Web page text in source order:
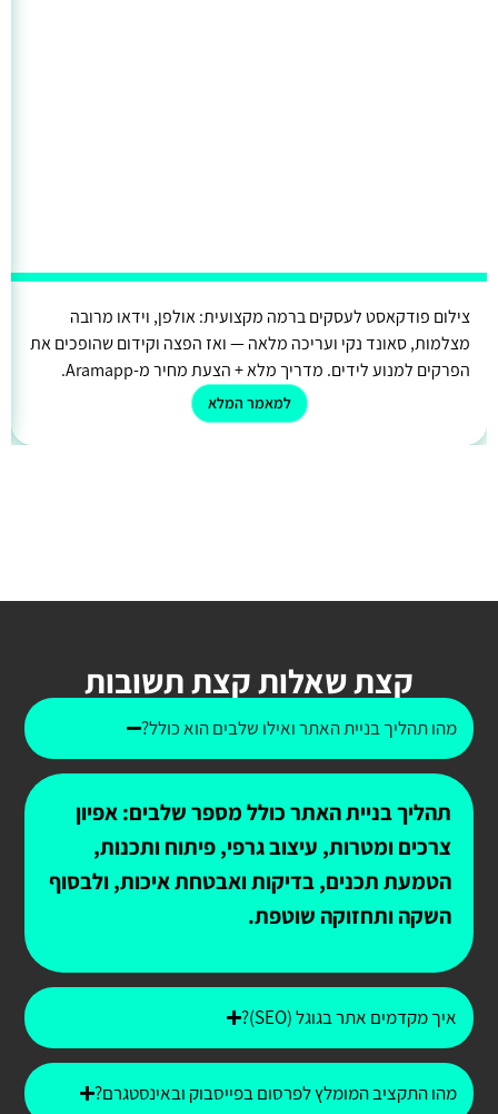
צילום פודקאסט לעסקים ברמה מקצועית: אולפן, וידאו מרובה
מצלמות, סאונד נקי ועריכה מלאה — ואז הפצה וקידום שהופכים את
הפרקים למנוע לידים. מדריך מלא + הצעת מחיר מ-Aramapp.
למאמר המלא
קצת שאלות קצת תשובות
מהו תהליך בניית האתר ואילו שלבים הוא כולל?
תהליך בניית האתר כולל מספר שלבים: אפיון
צרכים ומטרות, עיצוב גרפי, פיתוח ותכנות,
הטמעת תכנים, בדיקות ואבטחת איכות, ולבסוף
השקה ותחזוקה שוטפת.
איך מקדמים אתר בגוגל (SEO)?
מהו התקציב המומלץ לפרסום בפייסבוק ובאינסטגרם?